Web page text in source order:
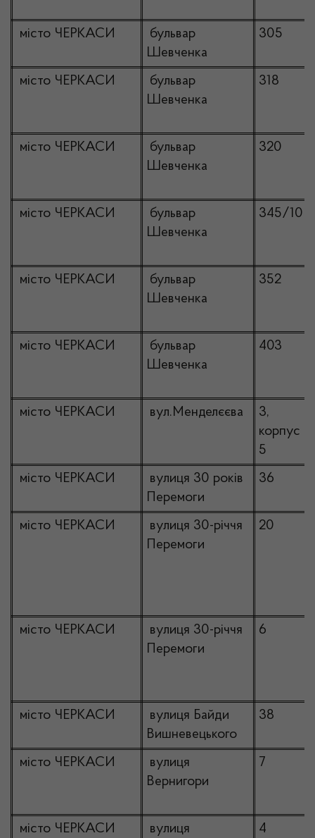
місто ЧЕРКАСИ
бульвар
Шевченка
305
місто ЧЕРКАСИ
бульвар
Шевченка
318
місто ЧЕРКАСИ
бульвар
Шевченка
320
місто ЧЕРКАСИ
бульвар
Шевченка
345/10
місто ЧЕРКАСИ
бульвар
Шевченка
352
місто ЧЕРКАСИ
бульвар
Шевченка
403
місто ЧЕРКАСИ вул.Менделєєва
3,
корпус
5
місто ЧЕРКАСИ
вулиця 30 років
Перемоги
36
місто ЧЕРКАСИ
вулиця 30-річчя
Перемоги
20
місто ЧЕРКАСИ
вулиця 30-річчя
Перемоги
6
місто ЧЕРКАСИ
вулиця Байди
Вишневецького
38
місто ЧЕРКАСИ
вулиця
Вернигори
7
місто ЧЕРКАСИ
вулиця
4